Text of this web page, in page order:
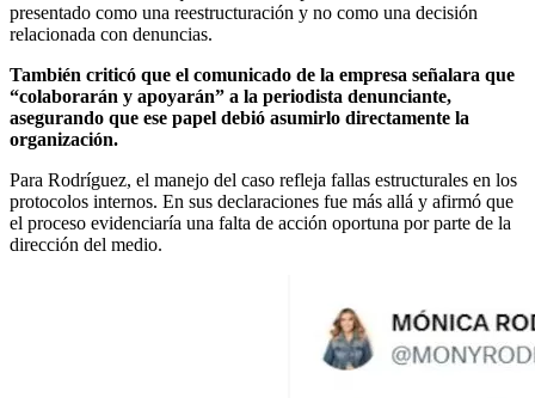
presentado como una reestructuración y no como una decisión
relacionada con denuncias.
También criticó que el comunicado de la empresa señalara que
“colaborarán y apoyarán” a la periodista denunciante,
asegurando que ese papel debió asumirlo directamente la
organización.
Para Rodríguez, el manejo del caso refleja fallas estructurales en los
protocolos internos. En sus declaraciones fue más allá y afirmó que
el proceso evidenciaría una falta de acción oportuna por parte de la
dirección del medio.